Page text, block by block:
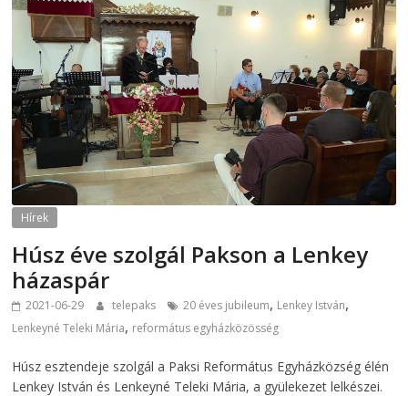
Hírek
Húsz éve szolgál Pakson a Lenkey
házaspár
2021-06-29 telepaks 20 éves jubileum, Lenkey István,
Lenkeyné Teleki Mária, református egyházközösség
Húsz esztendeje szolgál a Paksi Református Egyházközség élén
Lenkey István és Lenkeyné Teleki Mária, a gyülekezet lelkészei.